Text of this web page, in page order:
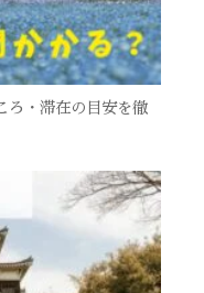
ろ・滞在の目安を徹